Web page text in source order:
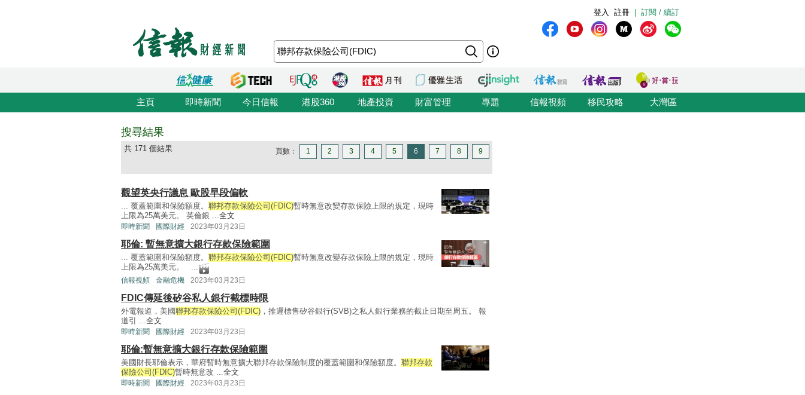
訂閱 / 續訂
註冊
登入
主頁 即時新聞 今日信報 港股360 地產投資 財富管理 專題 信報視頻 移民攻略 大灣區
搜尋結果
共 171 個結果 頁數： 1 2 3 4 5 6 7 8 9
觀望英央行議息 歐股早段偏軟
... 覆蓋範圍和保險額度。 聯邦存款保險公司(FDIC)暫時無意改變存款保險上限的規定，現時
上限為25萬美元。 英倫銀 ...全文
即時新聞 國際財經 2023年03月23日
耶倫: 暫無意擴大銀行存款保險範圍
... 覆蓋範圍和保險額度。 聯邦存款保險公司(FDIC)暫時無意改變存款保險上限的規定，現時
上限為25萬美元。 ...
信報視頻 金融危機 2023年03月23日
FDIC傳延後矽谷私人銀行截標時限
外電報道，美國聯邦存款保險公司(FDIC) ，推遲標售矽谷銀行(SVB)之私人銀行業務的截止日期至周五。 報
道引 ...全文
即時新聞 國際財經 2023年03月23日
耶倫:暫無意擴大銀行存款保險範圍
美國財長耶倫表示，華府暫時無意擴大聯邦存款保險制度的覆蓋範圍和保險額度。 聯邦存款
保險公司(FDIC)暫時無意改 ...全文
即時新聞 國際財經 2023年03月23日